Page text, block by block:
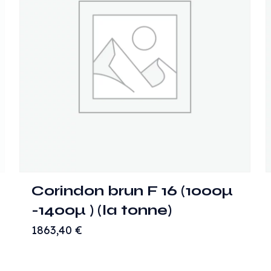
Corindon brun F 16 (1000µ
-1400µ ) (la tonne)
1863,40€